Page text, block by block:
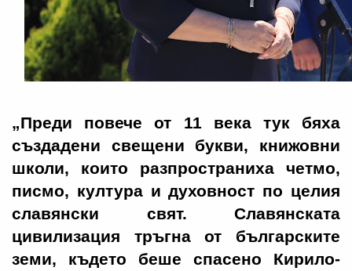
„Преди повече от 11 века тук бяха
създадени свещени букви, книжовни
школи, които разпространиха четмо,
писмо, култура и духовност по целия
славянски свят. Славянската
цивилизация тръгна от българските
земи, където беше спасено Кирило-